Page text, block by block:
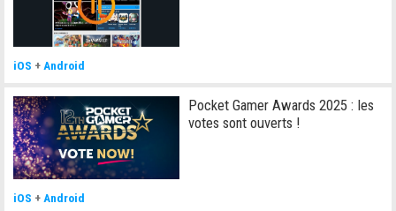
iOS + Android
Pocket Gamer Awards 2025 : les
votes sont ouverts !
iOS + Android